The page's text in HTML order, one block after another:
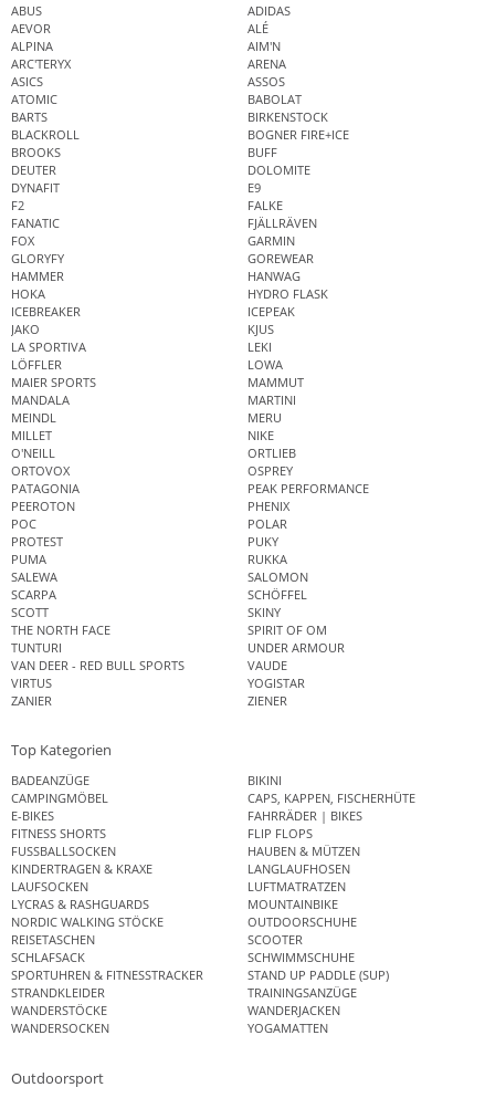
ABUS
ADIDAS
AEVOR
ALÉ
ALPINA
AIM'N
ARC'TERYX
ARENA
ASICS
ASSOS
ATOMIC
BABOLAT
BARTS
BIRKENSTOCK
BLACKROLL
BOGNER FIRE+ICE
BROOKS
BUFF
DEUTER
DOLOMITE
DYNAFIT
E9
F2
FALKE
FANATIC
FJÄLLRÄVEN
FOX
GARMIN
GLORYFY
GOREWEAR
HAMMER
HANWAG
HOKA
HYDRO FLASK
ICEBREAKER
ICEPEAK
JAKO
KJUS
LA SPORTIVA
LEKI
LÖFFLER
LOWA
MAIER SPORTS
MAMMUT
MANDALA
MARTINI
MEINDL
MERU
MILLET
NIKE
O'NEILL
ORTLIEB
ORTOVOX
OSPREY
PATAGONIA
PEAK PERFORMANCE
PEEROTON
PHENIX
POC
POLAR
PROTEST
PUKY
PUMA
RUKKA
SALEWA
SALOMON
SCARPA
SCHÖFFEL
SCOTT
SKINY
THE NORTH FACE
SPIRIT OF OM
TUNTURI
UNDER ARMOUR
VAN DEER - RED BULL SPORTS
VAUDE
VIRTUS
YOGISTAR
ZANIER
ZIENER
Top Kategorien
BADEANZÜGE
BIKINI
CAMPINGMÖBEL
CAPS, KAPPEN, FISCHERHÜTE
E-BIKES
FAHRRÄDER | BIKES
FITNESS SHORTS
FLIP FLOPS
FUSSBALLSOCKEN
HAUBEN & MÜTZEN
KINDERTRAGEN & KRAXE
LANGLAUFHOSEN
LAUFSOCKEN
LUFTMATRATZEN
LYCRAS & RASHGUARDS
MOUNTAINBIKE
NORDIC WALKING STÖCKE
OUTDOORSCHUHE
REISETASCHEN
SCOOTER
SCHLAFSACK
SCHWIMMSCHUHE
SPORTUHREN & FITNESSTRACKER
STAND UP PADDLE (SUP)
STRANDKLEIDER
TRAININGSANZÜGE
WANDERSTÖCKE
WANDERJACKEN
WANDERSOCKEN
YOGAMATTEN
Outdoorsport